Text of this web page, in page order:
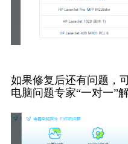
如果修复后还有问题，
电脑问题专家“一对一”